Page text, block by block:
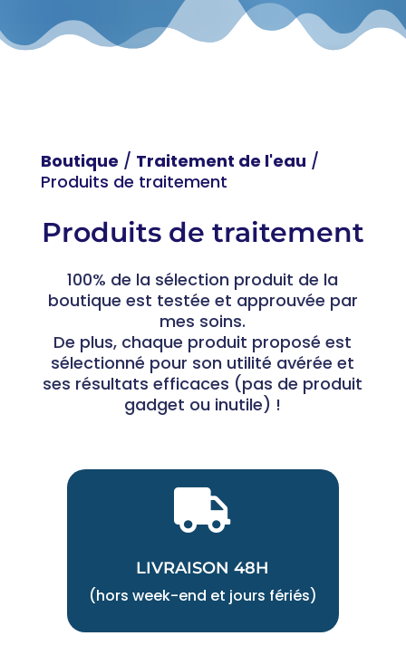
Boutique / Traitement de l'eau /
Produits de traitement
Produits de traitement
100% de la sélection produit de la
boutique est testée et approuvée par
mes soins.
De plus, chaque produit proposé est
sélectionné pour son utilité avérée et
ses résultats efficaces (pas de produit
gadget ou inutile) !

LIVRAISON 48H
(hors week-end et jours fériés)